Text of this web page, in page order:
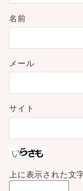
名前
メール
サイト
上に表示された文